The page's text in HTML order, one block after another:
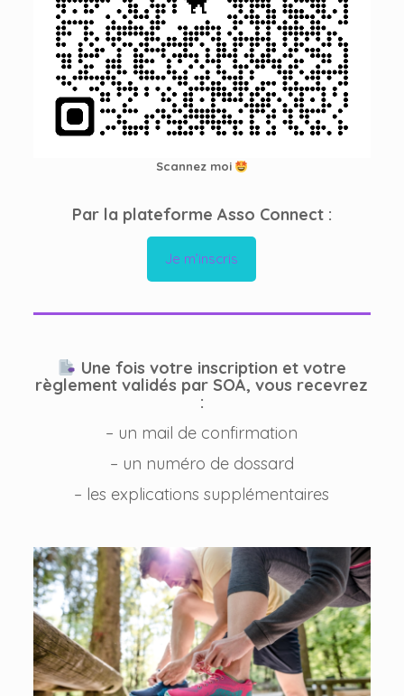
Scannez moi
Par la plateforme Asso Connect :
Je m’inscris
Une fois votre inscription et votre
règlement validés par SOA, vous recevrez
:
– un mail de confirmation
– un numéro de dossard
– les explications supplémentaires